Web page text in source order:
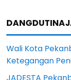
Wali Kota
Ketegangan
JADESTA